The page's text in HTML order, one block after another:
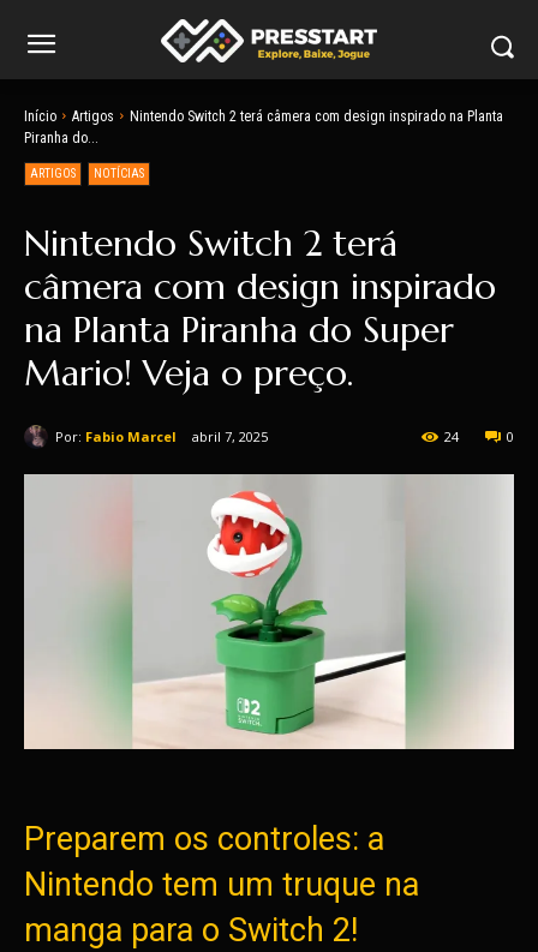
Início Artigos
Nintendo Switch 2 terá câmera com design inspirado na Planta
Piranha do...
ARTIGOS NOTÍCIAS
Nintendo Switch 2 terá
câmera com design inspirado
na Planta Piranha do Super
Mario! Veja o preço.
Por: Fabio Marcel abril 7, 2025 0
24
Preparem os controles: a
Nintendo tem um truque na
manga para o Switch 2!